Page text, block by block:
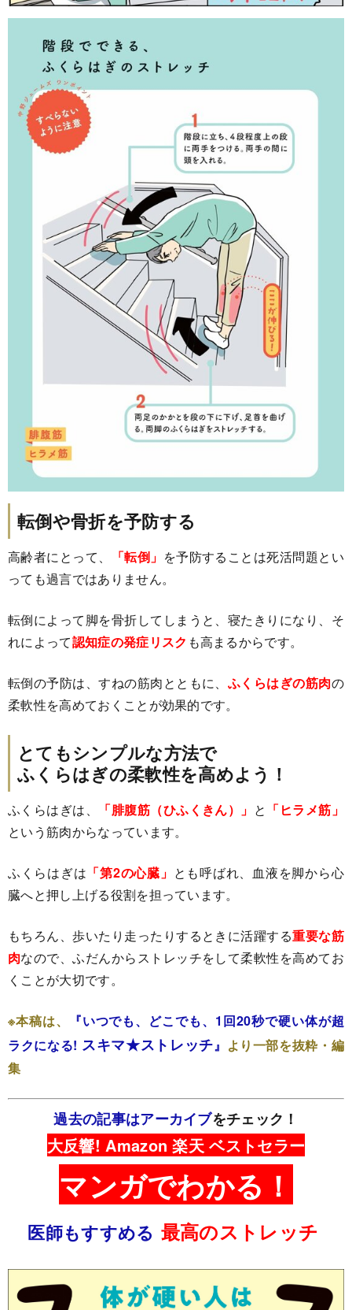
転倒や骨折を予防する
高齢者にとって、 「転倒」 を予防することは死活問題とい
っても過言ではありません。
転倒によって脚を骨折してしまうと、寝たきりになり、そ
れによって認知症の発症リスク も高まるからです。
転倒の予防は、すねの筋肉とともに、 ふくらはぎの筋肉の
柔軟性を高めておくことが効果的です。
とてもシンプルな方法で
ふくらはぎの柔軟性を高めよう！
ふくらはぎは、 「腓腹筋（ひふくきん）」 と 「ヒラメ筋」
という筋肉からなっています。
ふくらはぎは 「第2の心臓」 とも呼ばれ、血液を脚から心
臓へと押し上げる役割を担っています。
もちろん、歩いたり走ったりするときに活躍する重要な筋
肉なので、ふだんからストレッチをして柔軟性を高めてお
くことが大切です。
※本稿は、
『いつでも、どこでも、1回20秒で硬い体が超
ラクになる! スキマ★ストレッチ』 より一部を抜粋・編
集
過去の記事はアーカイブをチェック！
大反響! Amazon 楽天 ベストセラー
マンガでわかる！
医師もすすめる 最高のストレッチ